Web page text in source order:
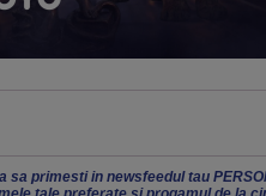
sa primesti in newsfeedul tau